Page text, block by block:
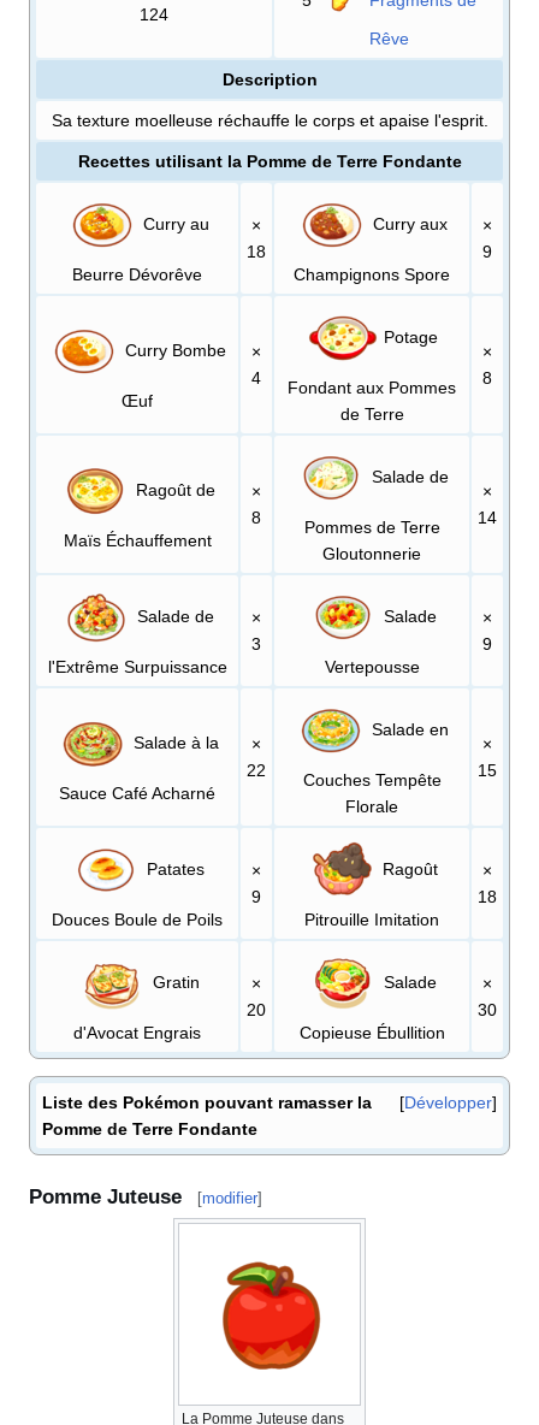
124
Rêve
Description
Sa texture moelleuse réchauffe le corps et apaise l'esprit.
Recettes utilisant la Pomme de Terre Fondante
Curry au
Beurre Dévorêve
×
18
Curry aux
Champignons Spore
×
9
Curry Bombe
Œuf
×
4
Potage
Fondant aux Pommes
de Terre
×
8
Ragoût de
Maïs Échauffement
×
8
Salade de
Pommes de Terre
Gloutonnerie
×
14
Salade de
l'Extrême Surpuissance
×
3
Salade
Vertepousse
×
9
Salade à la
Sauce Café Acharné
×
22
Salade en
Couches Tempête
Florale
×
15
Patates
Douces Boule de Poils
×
9
Ragoût
Pitrouille Imitation
×
18
Gratin
d'Avocat Engrais
×
20
Salade
Copieuse Ébullition
×
30
Développer
Liste des Pokémon pouvant ramasser la
Pomme de Terre Fondante
Pomme Juteuse [modifier]
La Pomme Juteuse dans